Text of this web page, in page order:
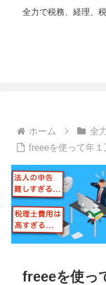
全力で税務、経理、
ホーム 全
freeeを使って年
freeeを使っ